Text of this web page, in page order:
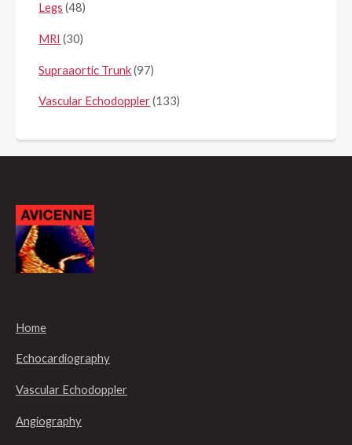
Legs (48)
MRI (30)
Supraaortic Trunk(97)
Vascular Echodoppler(133)
Home
Echocardiography
Vascular Echodoppler
Angiography